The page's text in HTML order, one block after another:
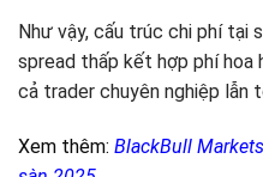
Như vậy, cấu trúc chi phí tại
spread thấp kết hợp phí hoa
cả trader chuyên nghiệp lẫn
Xem thêm: BlackBull